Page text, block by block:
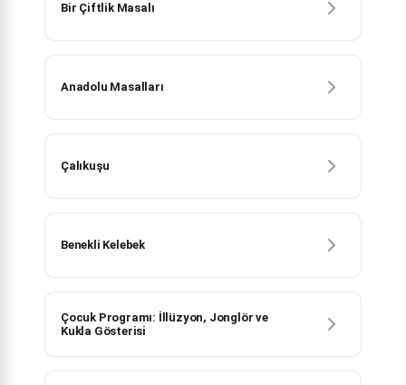
Bir Çiftlik Masalı
Anadolu Masalları
Çalıkuşu
Benekli Kelebek
Çocuk Programı: İllüzyon, Jonglör ve
Kukla Gösterisi